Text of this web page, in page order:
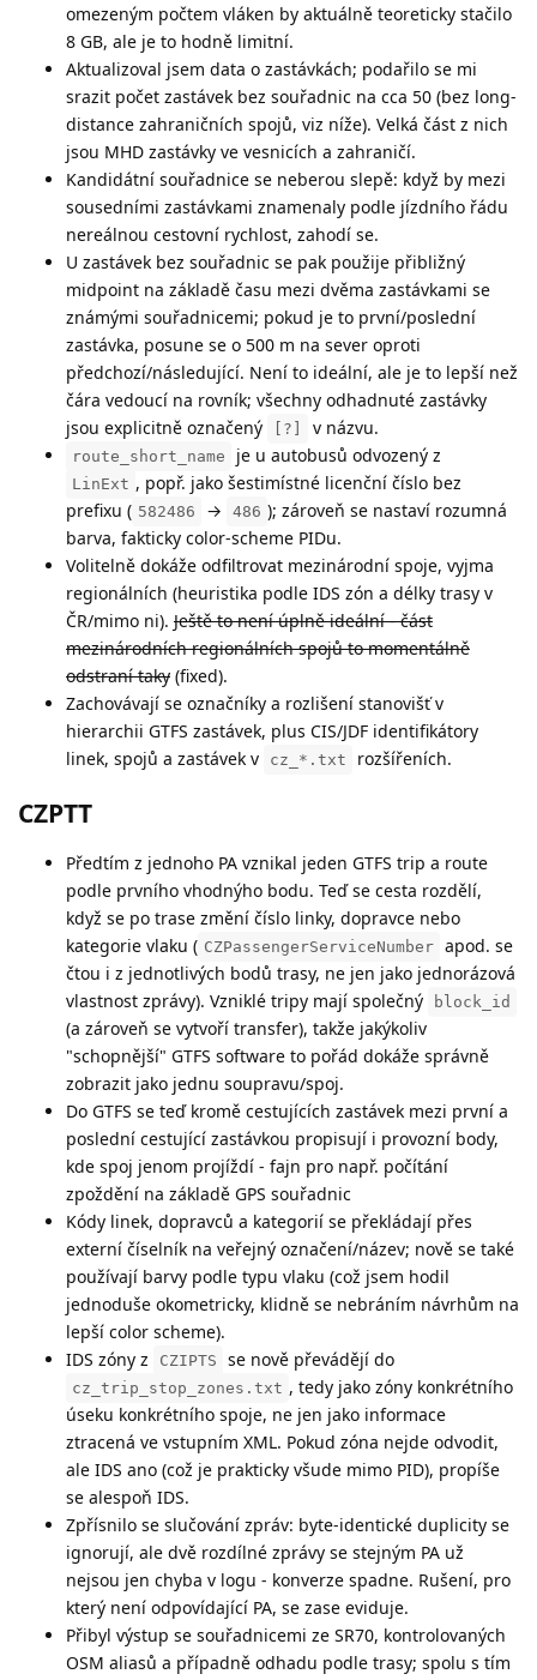
omezeným počtem vláken by aktuálně teoreticky stačilo
8 GB, ale je to hodně limitní.
Aktualizoval jsem data o zastávkách; podařilo se mi
srazit počet zastávek bez souřadnic na cca 50 (bez long-
distance zahraničních spojů, viz níže). Velká část z nich
jsou MHD zastávky ve vesnicích a zahraničí.
Kandidátní souřadnice se neberou slepě: když by mezi
sousedními zastávkami znamenaly podle jízdního řádu
nereálnou cestovní rychlost, zahodí se.
U zastávek bez souřadnic se pak použije přibližný
midpoint na základě času mezi dvěma zastávkami se
známými souřadnicemi; pokud je to první/poslední
zastávka, posune se o 500 m na sever oproti
předchozí/následující. Není to ideální, ale je to lepší než
čára vedoucí na rovník; všechny odhadnuté zastávky
jsou explicitně označený
[?] v názvu.
route_short_name je u autobusů odvozený z
LinExt , popř. jako šestimístné licenční číslo bez
prefixu ( 582486 → 486 ); zároveň se nastaví rozumná
barva, fakticky color-scheme PIDu.
Volitelně dokáže odfiltrovat mezinárodní spoje, vyjma
regionálních (heuristika podle IDS zón a délky trasy v
ČR/mimo ni). Ještě to není úplně ideální - část
mezinárodních regionálních spojů to momentálně
odstraní taky (fixed).
Zachovávají se označníky a rozlišení stanovišť v
hierarchii GTFS zastávek, plus CIS/JDF identifikátory
linek, spojů a zastávek v
cz_*.txt rozšířeních.
CZPTT
Předtím z jednoho PA vznikal jeden GTFS trip a route
podle prvního vhodnýho bodu. Teď se cesta rozdělí,
když se po trase změní číslo linky, dopravce nebo
kategorie vlaku ( CZPassengerServiceNumber apod. se
čtou i z jednotlivých bodů trasy, ne jen jako jednorázová
vlastnost zprávy). Vzniklé tripy mají společný
block_id
(a zároveň se vytvoří transfer), takže jakýkoliv
"schopnější" GTFS software to pořád dokáže správně
zobrazit jako jednu soupravu/spoj.
Do GTFS se teď kromě cestujících zastávek mezi první a
poslední cestující zastávkou propisují i provozní body,
kde spoj jenom projíždí - fajn pro např. počítání
zpoždění na základě GPS souřadnic
Kódy linek, dopravců a kategorií se překládají přes
externí číselník na veřejný označení/název; nově se také
používají barvy podle typu vlaku (což jsem hodil
jednoduše okometricky, klidně se nebráním návrhům na
lepší color scheme).
IDS zóny z
CZIPTS se nově převádějí do
cz_trip_stop_zones.txt , tedy jako zóny konkrétního
úseku konkrétního spoje, ne jen jako informace
ztracená ve vstupním XML. Pokud zóna nejde odvodit,
ale IDS ano (což je prakticky všude mimo PID), propíše
se alespoň IDS.
Zpřísnilo se slučování zpráv: byte-identické duplicity se
ignorují, ale dvě rozdílné zprávy se stejným PA už
nejsou jen chyba v logu - konverze spadne. Rušení, pro
který není odpovídající PA, se zase eviduje.
Přibyl výstup se souřadnicemi ze SR70, kontrolovaných
OSM aliasů a případně odhadu podle trasy; spolu s tím